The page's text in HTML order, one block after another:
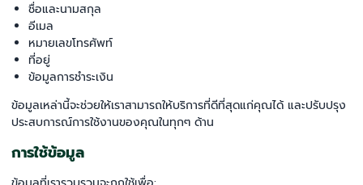
ชื่อและนามสกุล
อีเมล
หมายเลขโทรศัพท์
ที่อยู่
ข้อมูลการชำระเงิน
ข้อมูลเหล่านี้จะช่วยให้เราสามารถให้บริการที่ดีที่สุดแก่คุณได้ และปรับปรุง
ประสบการณ์การใช้งานของคุณในทุกๆ ด้าน
การใช้ข้อมูล